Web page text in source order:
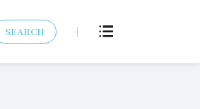
SEARCH